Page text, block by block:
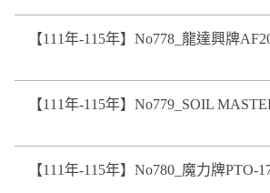
【111年-115年】No778_龍達興牌
【111年-115年】No779_SOIL
【111年-115年】No780_魔力牌